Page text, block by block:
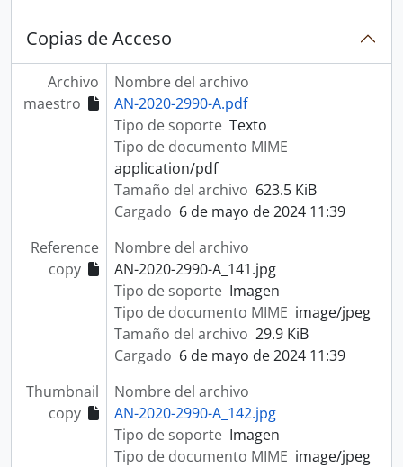
Copias de Acceso
Archivo
maestro
Nombre del archivo
AN-2020-2990-A.pdf
Tipo de soporte Texto
Tipo de documento MIME
application/pdf
Tamaño del archivo 623.5 KiB
Cargado 6 de mayo de 2024 11:39
Reference
copy
Nombre del archivo
AN-2020-2990-A_141.jpg
Tipo de soporte Imagen
Tipo de documento MIME image/jpeg
Tamaño del archivo 29.9 KiB
Cargado 6 de mayo de 2024 11:39
Thumbnail
copy
Nombre del archivo
AN-2020-2990-A_142.jpg
Tipo de soporte Imagen
Tipo de documento MIME image/jpeg